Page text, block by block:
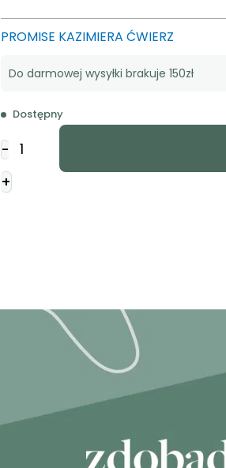
PROMISE KAZIMIERA ĆWIERZ
Do darmowej wysyłki brakuje 150zł
Dostępny
- Naklejka
prostokąt
-
+